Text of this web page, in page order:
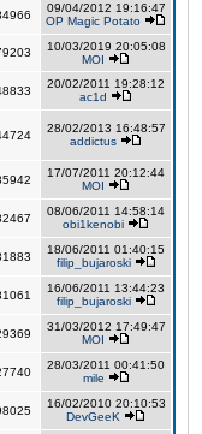
09/04/2012 19:16:47
OP Magic Potato
10/03/2019 20:05:08
MOI
20/02/2011 19:28:12
ac1d
28/02/2013 16:48:57
addictus
17/07/2011 20:12:44
MOI
08/06/2011 14:58:14
obi1kenobi
18/06/2011 01:40:15
filip_bujaroski
16/06/2011 13:44:23
filip_bujaroski
31/03/2012 17:49:47
MOI
28/03/2011 00:41:50
mile
16/02/2010 20:10:53
DevGeeK